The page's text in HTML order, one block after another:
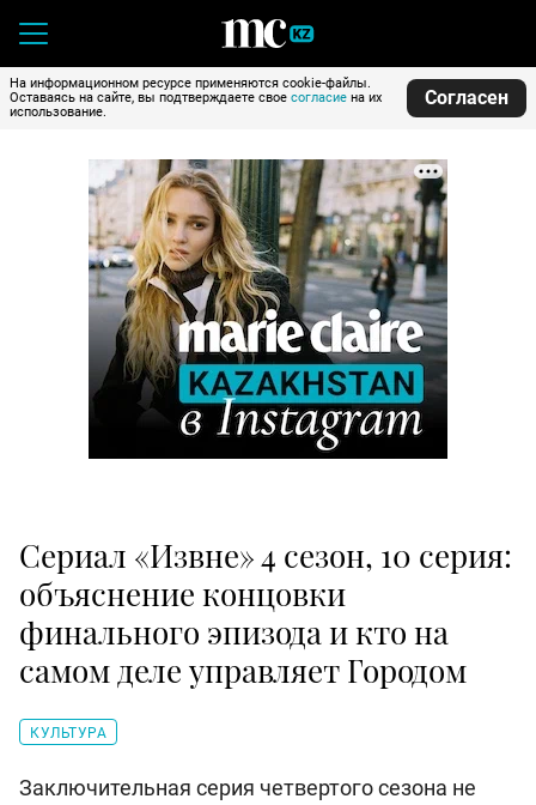
На информационном ресурсе применяются cookie-файлы.
Оставаясь на сайте, вы подтверждаете свое согласие на их
использование.
Согласен
Сериал «Извне» 4 сезон, 10 серия:
объяснение концовки
финального эпизода и кто на
самом деле управляет Городом
КУЛЬТУРА
Заключительная серия четвертого сезона не